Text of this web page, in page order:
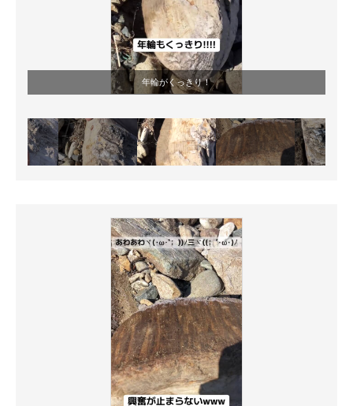
年輪がくっきり！